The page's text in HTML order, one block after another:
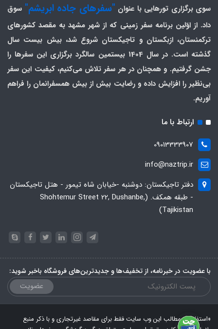
سوی برگزاری تورهایی با عنوان "سفرهای جاده ابریشم" سوق
داد. از اوّلین برنامه سفر زمینی که از شهر مشهد به مقصد کشورهای
ترکمنستان، ازبکستان و تاجیکستان شروع شد، بیش بیست سال
گذشته است. در سال 1404 بیستمین سالگرد برگزاری این سفرها را
جشن گرفتیم. و همچنان در هر سفر تلاش می‌کنیم، کیفیت این سفر
بی‌نظیر را افزایش داده و رضایت بیش از بیش همسفرانمان را فراهم
آوریم.
ارتباط با ما
09013333907
info@naztrip.ir
دفتر تاجیکستان: دوشنبه -خیابان شاه تیمور - هتل تاجیکستان
- طبقه همکف. (Shohtemur Street 22, Dushanbe,
Tajikistan)
با عضویت در خبرنامه، از تخفیف‌ها و جدیدترین‌های فروشگاه باخبر شوید:
عضویت
«استفاده از مطالب این وب سایت فقط برای مقاصد غیرتجاری و با ذکر منبع